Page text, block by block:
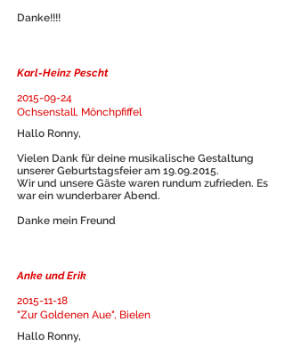
Danke!!!!
Karl-Heinz Pescht
2015-09-24
Ochsenstall, Mönchpfiffel
Hallo Ronny,
Vielen Dank für deine musikalische Gestaltung
unserer Geburtstagsfeier am 19.09.2015.
Wir und unsere Gäste waren rundum zufrieden. Es
war ein wunderbarer Abend.
Danke mein Freund
Anke und Erik
2015-11-18
"Zur Goldenen Aue", Bielen
Hallo Ronny,